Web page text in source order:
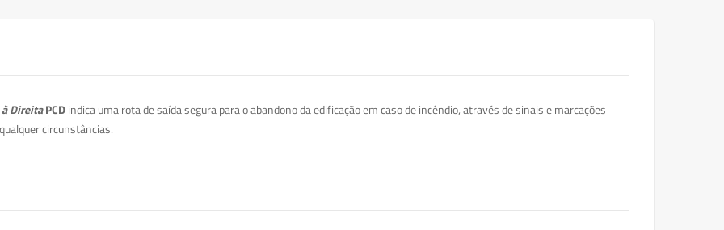
DireitaPCDindica uma rota de saída segura para o abandono da edificação em caso de incêndio, através de sinais e marcações
circunstâncias.